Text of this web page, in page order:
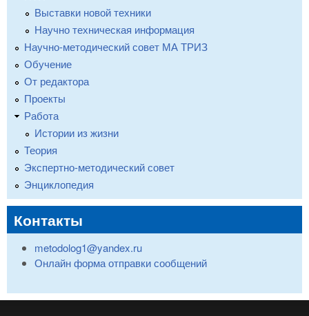
Выставки новой техники
Научно техническая информация
Научно-методический совет МА ТРИЗ
Обучение
От редактора
Проекты
Работа
Истории из жизни
Теория
Экспертно-методический совет
Энциклопедия
Контакты
metodolog1@yandex.ru
Онлайн форма отправки сообщений